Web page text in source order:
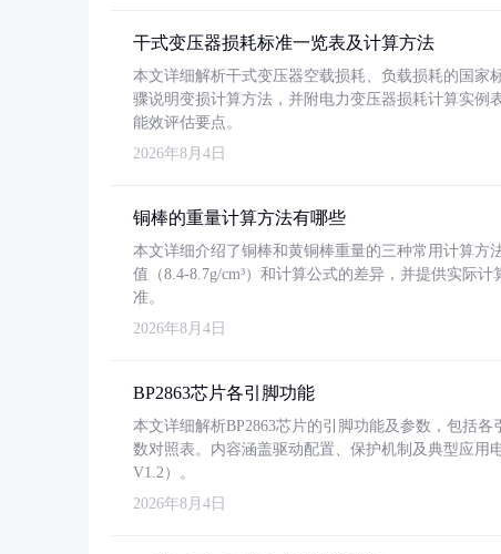
干式变压器损耗标准一览表及计算方法
本文详细解析干式变压器空载损耗、负载损耗的国家
骤说明变损计算方法，并附电力变压器损耗计算实例
能效评估要点。
2026年8月4日
铜棒的重量计算方法有哪些
本文详细介绍了铜棒和黄铜棒重量的三种常用计算方
值（8.4-8.7g/cm³）和计算公式的差异，并提供实际
准。
2026年8月4日
BP2863芯片各引脚功能
本文详细解析BP2863芯片的引脚功能及参数，包括
数对照表。内容涵盖驱动配置、保护机制及典型应用
V1.2）。
2026年8月4日